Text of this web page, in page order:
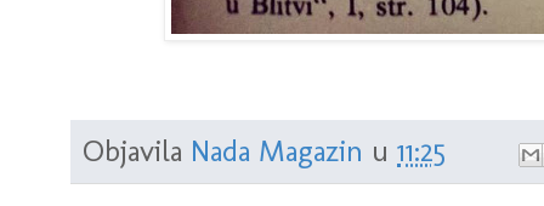
Objavila Nada Magazin u 11:25